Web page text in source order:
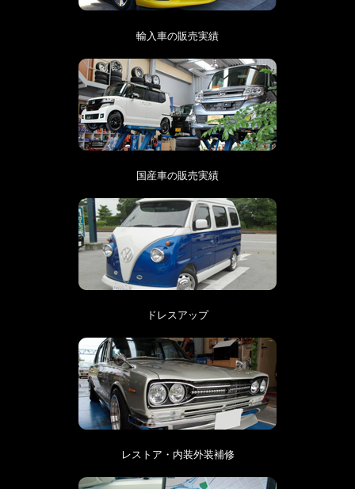
輸入車の販売実績
国産車の販売実績
ドレスアップ
レストア・内装外装補修